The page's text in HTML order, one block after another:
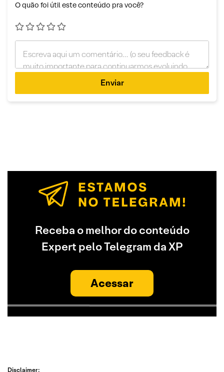
O quão foi útil este conteúdo pra você?
Enviar
Receba o melhor do conteúdo
Expert pelo Telegram da XP
Acessar
Disclaimer: